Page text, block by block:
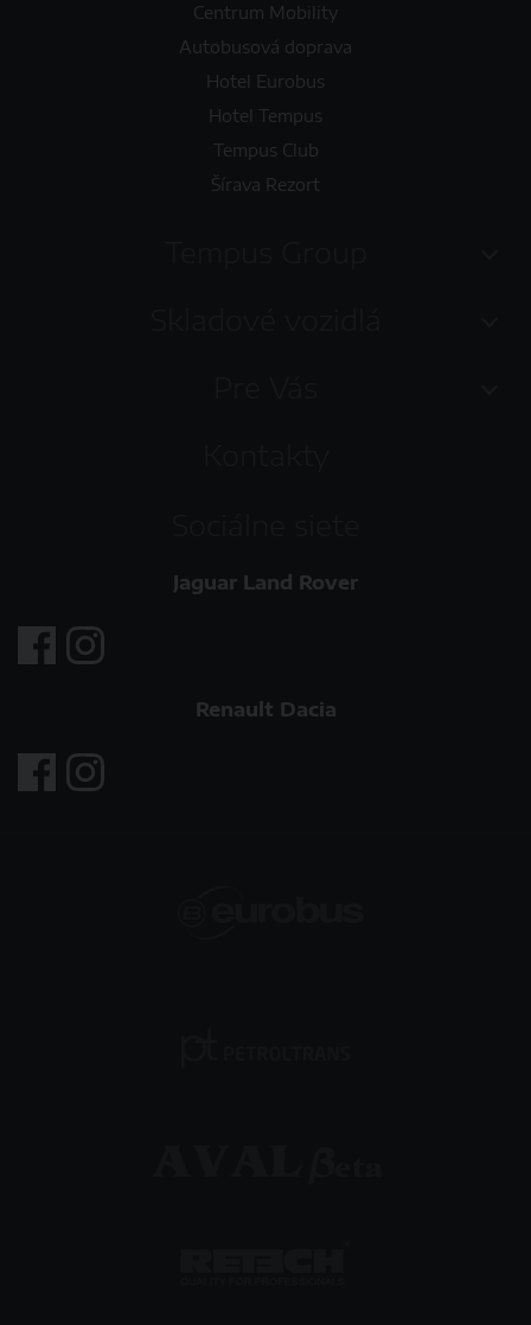
Centrum Mobility
Autobusová doprava
Hotel Eurobus
Hotel Tempus
Tempus Club
Šírava Rezort
Jaguar Land Rover
Renault Dacia